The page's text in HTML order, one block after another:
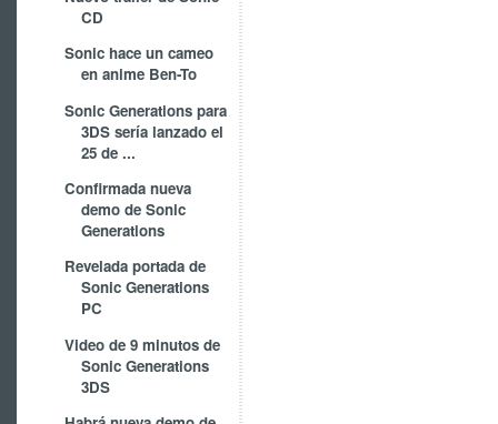
CD
Sonic hace un cameo
en anime Ben-To
Sonic Generations para
3DS sería lanzado el
25 de ...
Confirmada nueva
demo de Sonic
Generations
Revelada portada de
Sonic Generations
PC
Video de 9 minutos de
Sonic Generations
3DS